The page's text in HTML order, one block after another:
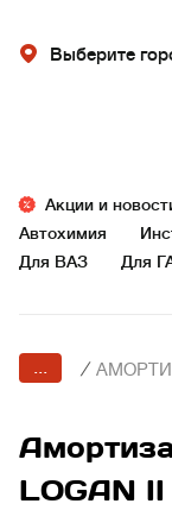
Выберите
Акции и
Автохимия
Для ВАЗ
Для
... /
LOGAN II